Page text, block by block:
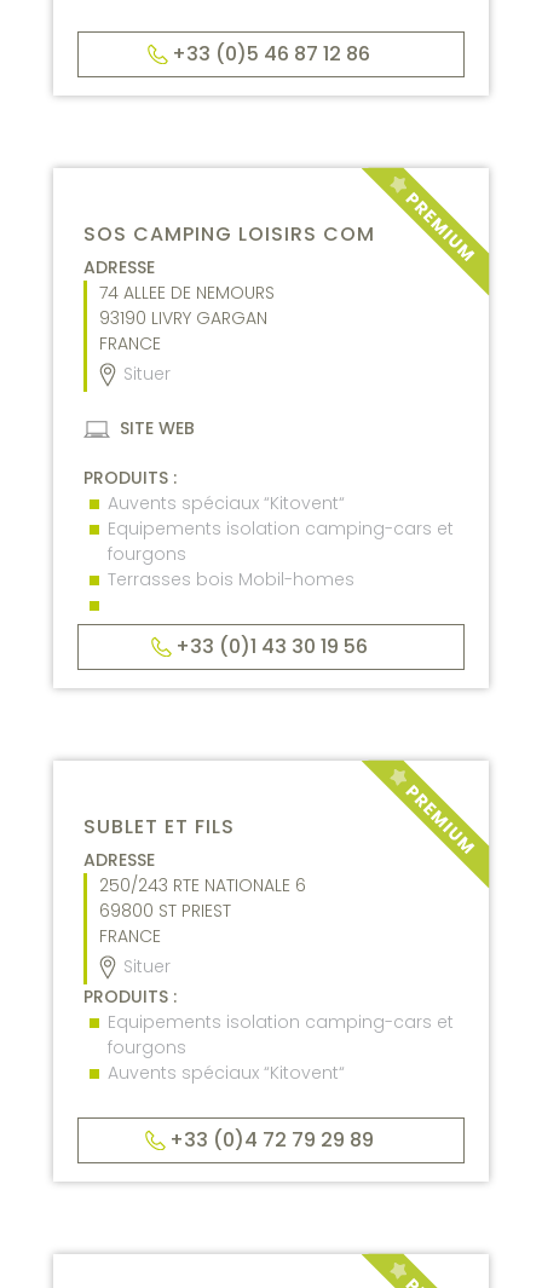
+33 (0)5 46 87 12 86
SOS CAMPING LOISIRS COM
ADRESSE
74 ALLEE DE NEMOURS
93190 LIVRY GARGAN
FRANCE
Situer
SITE WEB
PRODUITS :
Auvents spéciaux “Kitovent“
Equipements isolation camping-cars et
fourgons
Terrasses bois Mobil-homes
+33 (0)1 43 30 19 56
SUBLET ET FILS
ADRESSE
250/243 RTE NATIONALE 6
69800 ST PRIEST
FRANCE
Situer
PRODUITS :
Equipements isolation camping-cars et
fourgons
Auvents spéciaux “Kitovent“
+33 (0)4 72 79 29 89